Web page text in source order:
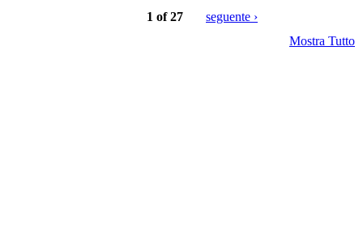
1 of 27
seguente ›
Mostra Tutto